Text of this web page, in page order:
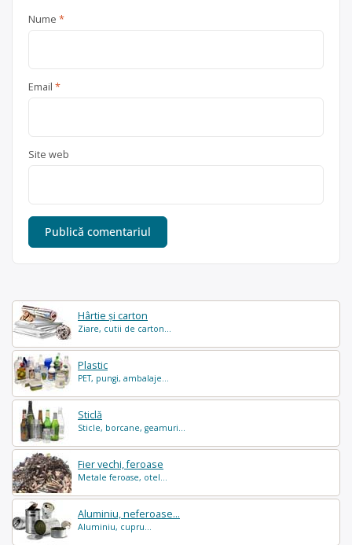
Hârtie și carton
Ziare, cutii de carton...
Plastic
PET, pungi, ambalaje...
Sticlă
Sticle, borcane, geamuri...
Fier vechi, feroase
Metale feroase, otel...
Aluminiu, neferoase...
Aluminiu, cupru...
Nume *
Email *
Site web